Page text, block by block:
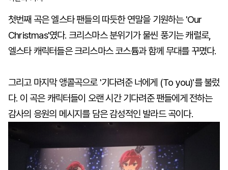
첫번째 곡은 엘스타 팬들의 따듯한 연말을 기원하는 'Our
Christmas'였다. 크리스마스 분위기가 물씬 풍기는 캐럴로,
엘스타 캐릭터들은 크리스마스 코스튬과 함께 무대를 꾸몄다.
그리고 마지막 앵콜곡으로 '기다려준 너에게 (To you)'를 불렀
다. 이 곡은 캐릭터들이 오랜 시간 기다려준 팬들에게 전하는
감사의 응원의 메시지를 담은 감성적인 발라드 곡이다.